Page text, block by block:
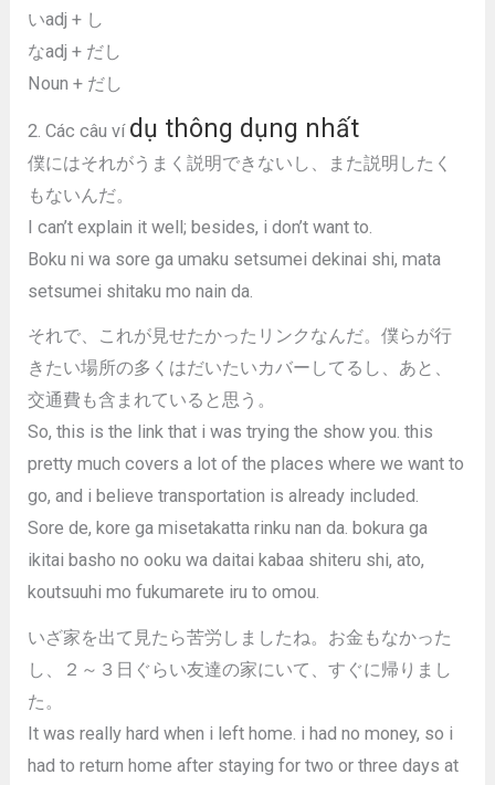
いadj + し
なadj + だし
Noun + だし
2. Các câu ví dụ thông dụng nhất
僕にはそれがうまく説明できないし、また説明したく
もないんだ。
I can’t explain it well; besides, i don’t want to.
Boku ni wa sore ga umaku setsumei dekinai shi, mata
setsumei shitaku mo nain da.
それで、これが見せたかったリンクなんだ。僕らが行
きたい場所の多くはだいたいカバーしてるし、あと、
交通費も含まれていると思う。
So, this is the link that i was trying the show you. this
pretty much covers a lot of the places where we want to
go, and i believe transportation is already included.
Sore de, kore ga misetakatta rinku nan da. bokura ga
ikitai basho no ooku wa daitai kabaa shiteru shi, ato,
koutsuuhi mo fukumarete iru to omou.
いざ家を出て見たら苦労しましたね。お金もなかった
し、２～３日ぐらい友達の家にいて、すぐに帰りまし
た。
It was really hard when i left home. i had no money, so i
had to return home after staying for two or three days at